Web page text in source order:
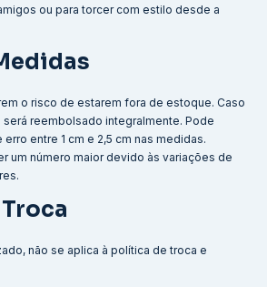
ou para torcer com estilo desde a
o risco de estarem fora de estoque. Caso
reembolsado integralmente. Pode
entre 1 cm e 2,5 cm nas medidas.
um número maior devido às variações de
não se aplica à política de troca e